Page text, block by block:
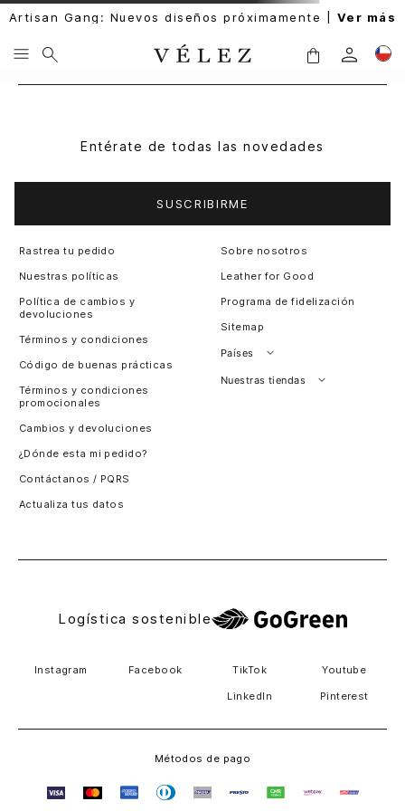
Artisan Gang: Nuevos diseños próximamente | Ver más
Entérate de todas las novedades
SUSCRIBIRME
Rastrea tu pedido
Nuestras políticas
Política de cambios y
devoluciones
Términos y condiciones
Código de buenas prácticas
Términos y condiciones
promocionales
Cambios y devoluciones
¿Dónde esta mi pedido?
Contáctanos / PQRS
Actualiza tus datos
Sobre nosotros
Leather for Good
Programa de fidelización
Sitemap
Países
Perú
Nuestras tiendas
Logística sostenible
Instagram Facebook TikTok Youtube
LinkedIn Pinterest
Métodos de pago